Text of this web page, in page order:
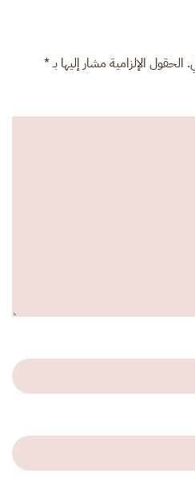
الإلزامية مشار إليها بـ*